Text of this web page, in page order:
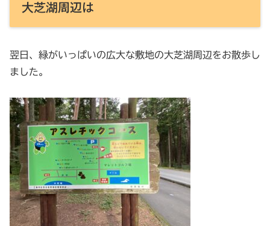
大芝湖周辺は
翌日、緑がいっぱいの広大な敷地の大芝湖周辺をお散歩し
ました。